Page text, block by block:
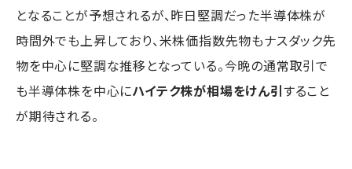
となることが予想されるが、昨日堅調だった半導体株が
時間外でも上昇しており、米株価指数先物もナスダック先
物を中心に堅調な推移となっている。今晩の通常取引で
も半導体株を中心にハイテク株が相場をけん引すること
が期待される。